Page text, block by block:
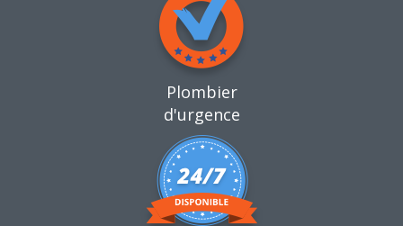
Plombier
d'urgence